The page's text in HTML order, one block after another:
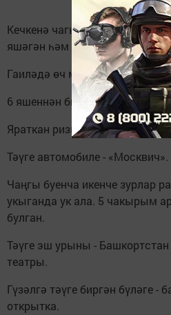
Кечкенә чагында әти-әниләре
яшәгән һәм теле урысча
Гаиләдә өч малай үскәннәр.
6 яшеннән бирле җырлый.
Яраткан ризыгы - кыстыбый.
Тәүге автомобиле - «Москвич».
Чаңгы буенча икенче зурлар
укыганда ук ала. 5 чакырым
булган.
Тәүге эш урыны -
театры.
Гүзәлгә тәүге биргән бүләге -
открытка.